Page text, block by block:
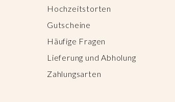
Hochzeitstorten
Gutscheine
Häufige Fragen
Lieferung und Abholung
Zahlungsarten